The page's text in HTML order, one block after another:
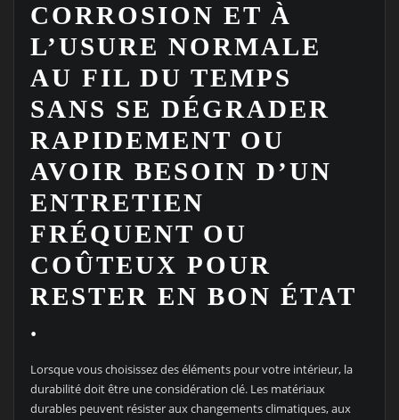
CORROSION ET À
L’USURE NORMALE
AU FIL DU TEMPS
SANS SE DÉGRADER
RAPIDEMENT OU
AVOIR BESOIN D’UN
ENTRETIEN
FRÉQUENT OU
COÛTEUX POUR
RESTER EN BON ÉTAT
.
Lorsque vous choisissez des éléments pour votre intérieur, la
durabilité doit être une considération clé. Les matériaux
durables peuvent résister aux changements climatiques, aux